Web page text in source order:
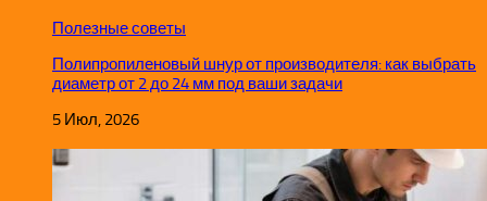
Полезные советы
Полипропиленовый шнур от производителя: как выбрать
диаметр от 2 до 24 мм под ваши задачи
5 Июл, 2026